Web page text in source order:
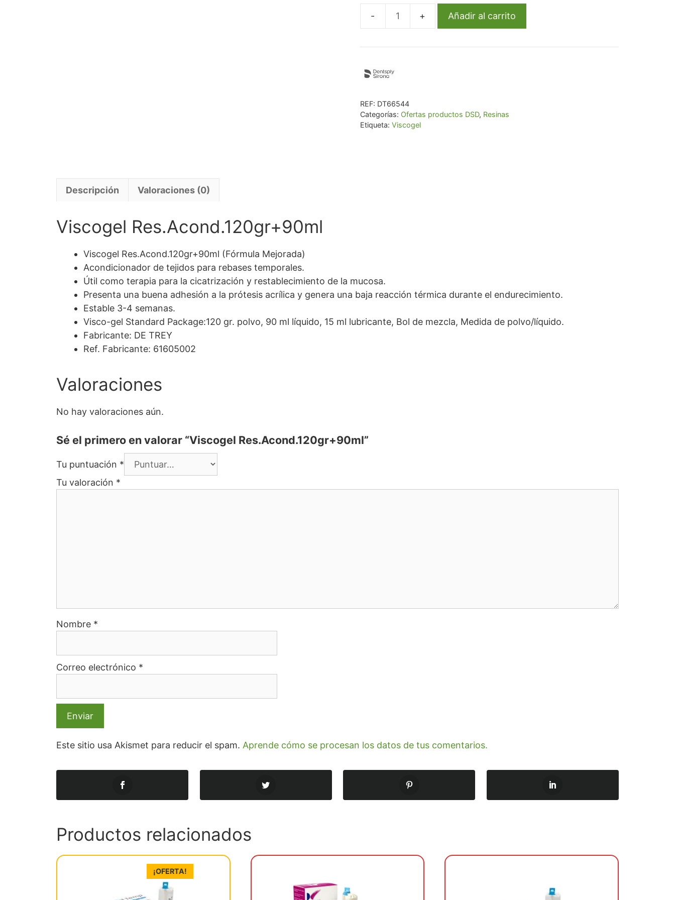
€ 204,16.
€ 193,95.
cantidad
Añadir al carrito
REF: DT66544
Categorías: Ofertas productos DSD, Resinas
Etiqueta: Viscogel
Descripción Valoraciones (0)
Viscogel Res.Acond.120gr+90ml
Viscogel Res.Acond.120gr+90ml (Fórmula Mejorada)
Acondicionador de tejidos para rebases temporales.
Útil como terapia para la cicatrización y restablecimiento de la mucosa.
Presenta una buena adhesión a la prótesis acrílica y genera una baja reacción térmica durante el endurecimiento.
Estable 3-4 semanas.
Visco-gel Standard Package:120 gr. polvo, 90 ml líquido, 15 ml lubricante, Bol de mezcla, Medida de polvo/líquido.
Fabricante: DE TREY
Ref. Fabricante: 61605002
Valoraciones
No hay valoraciones aún.
Sé el primero en valorar “Viscogel Res.Acond.120gr+90ml”
Tu puntuación *
Tu valoración *
Nombre *
Correo electrónico *
Este sitio usa Akismet para reducir el spam. Aprende cómo se procesan los datos de tus comentarios.
Productos relacionados
¡OFERTA!